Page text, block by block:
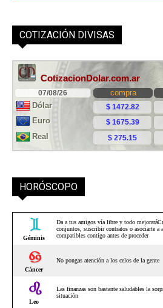
COTIZACIÓN DIVISAS
HORÓSCOPO